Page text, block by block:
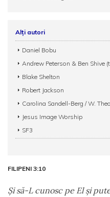
Alți autori
Daniel Bobu
Andrew Peterson & Ben Shive
Blake Shelton
Robert Jackson
Carolina Sandell-Berg / W.
Jesus Image Worship
SF3
FILIPENI 3:10
Şi să-L cunosc pe El şi